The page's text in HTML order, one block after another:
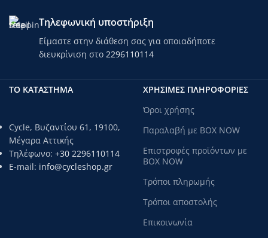
Τηλεφωνική υποστήριξη
Είμαστε στην διάθεση σας για οποιαδήποτε
διευκρίνιση στο 2296110114
ΤΟ ΚΑΤΑΣΤΗΜΑ
Cycle, Βυζαντίου 61, 19100,
Μέγαρα Αττικής
Τηλέφωνο: +30 2296110114
E-mail: info@cycleshop.gr
ΧΡΗΣΙΜΕΣ ΠΛΗΡΟΦΟΡΙΕΣ
Όροι χρήσης
Παραλαβή με BOX NOW
Επιστροφές προϊόντων με
BOX NOW
Τρόποι πληρωμής
Τρόποι αποστολής
Επικοινωνία